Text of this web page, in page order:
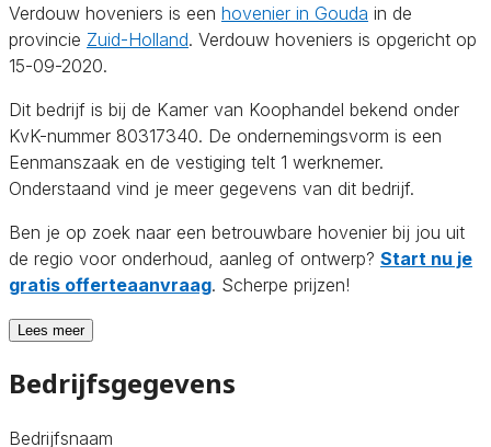
Verdouw hoveniers is een hovenier in Gouda in de
provincie Zuid-Holland. Verdouw hoveniers is opgericht op
15-09-2020.
Dit bedrijf is bij de Kamer van Koophandel bekend onder
KvK-nummer 80317340. De ondernemingsvorm is een
Eenmanszaak en de vestiging telt 1 werknemer.
Onderstaand vind je meer gegevens van dit bedrijf.
Ben je op zoek naar een betrouwbare hovenier bij jou uit
de regio voor onderhoud, aanleg of ontwerp? Start nu je
gratis offerteaanvraag. Scherpe prijzen!
Lees meer
Bedrijfsgegevens
Bedrijfsnaam